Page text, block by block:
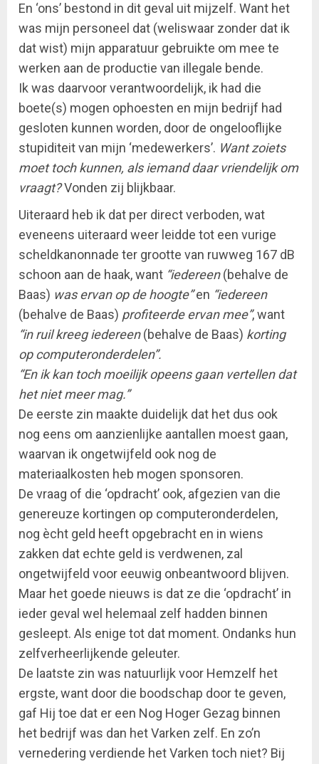
En ‘ons’ bestond in dit geval uit mijzelf. Want het
was mijn personeel dat (weliswaar zonder dat ik
dat wist) mijn apparatuur gebruikte om mee te
werken aan de productie van illegale bende.
Ik was daarvoor verantwoordelijk, ik had die
boete(s) mogen ophoesten en mijn bedrijf had
gesloten kunnen worden, door de ongelooflijke
stupiditeit van mijn ‘medewerkers’. Want zoiets
moet toch kunnen, als iemand daar vriendelijk om
vraagt?Vonden zij blijkbaar.
Uiteraard heb ik dat per direct verboden, wat
eveneens uiteraard weer leidde tot een vurige
scheldkanonnade ter grootte van ruwweg 167 dB
schoon aan de haak, want “iedereen(behalve de
Baas) was ervan op de hoogte”en “iedereen
(behalve de Baas) profiteerde ervan mee”, want
“in ruil kreeg iedereen(behalve de Baas) korting
op computeronderdelen”.
“En ik kan toch moeilijk opeens gaan vertellen dat
het niet meer mag.”
De eerste zin maakte duidelijk dat het dus ook
nog eens om aanzienlijke aantallen moest gaan,
waarvan ik ongetwijfeld ook nog de
materiaalkosten heb mogen sponsoren.
De vraag of die ‘opdracht’ ook, afgezien van die
genereuze kortingen op computeronderdelen,
nog ècht geld heeft opgebracht en in wiens
zakken dat echte geld is verdwenen, zal
ongetwijfeld voor eeuwig onbeantwoord blijven.
Maar het goede nieuws is dat ze die ‘opdracht’ in
ieder geval wel helemaal zelf hadden binnen
gesleept. Als enige tot dat moment. Ondanks hun
zelfverheerlijkende geleuter.
De laatste zin was natuurlijk voor Hemzelf het
ergste, want door die boodschap door te geven,
gaf Hij toe dat er een Nog Hoger Gezag binnen
het bedrijf was dan het Varken zelf. En zo’n
vernedering verdiende het Varken toch niet? Bij